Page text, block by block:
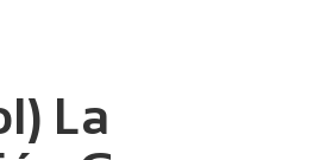
La